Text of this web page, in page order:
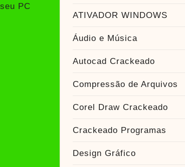
PC
ATIVADOR WINDOWS
Áudio e Música
Autocad Crackeado
Compressão de Arquivos
Corel Draw Crackeado
Crackeado Programas
Design Gráfico